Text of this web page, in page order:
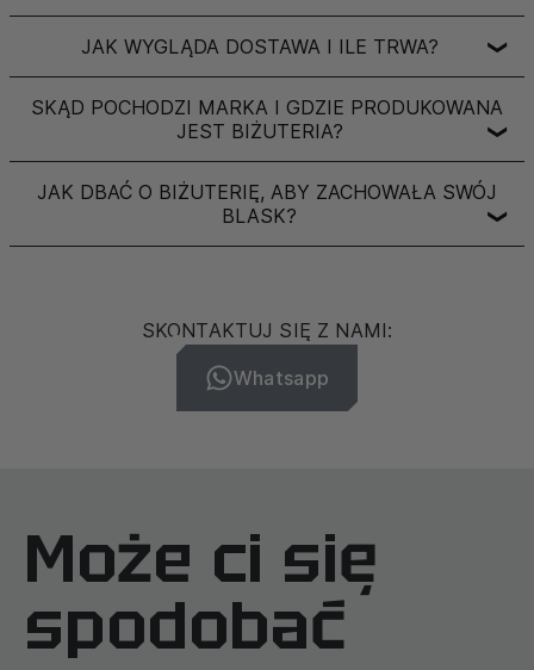
JAK WYGLĄDA DOSTAWA I ILE TRWA? ❯
SKĄD POCHODZI MARKA I GDZIE PRODUKOWANA
JEST BIŻUTERIA?
❯
JAK DBAĆ O BIŻUTERIĘ, ABY ZACHOWAŁA SWÓJ
BLASK?
❯
SKONTAKTUJ SIĘ Z NAMI:
Whatsapp
Może ci się
spodobać